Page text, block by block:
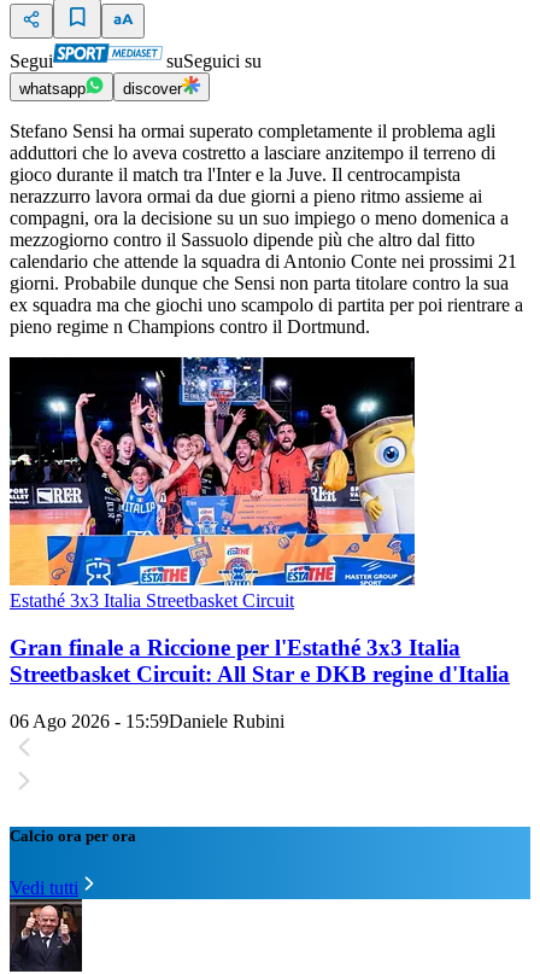
Segui suSeguici su
whatsapp discover
Stefano Sensi ha ormai superato completamente il problema agli
adduttori che lo aveva costretto a lasciare anzitempo il terreno di
gioco durante il match tra l'Inter e la Juve. Il centrocampista
nerazzurro lavora ormai da due giorni a pieno ritmo assieme ai
compagni, ora la decisione su un suo impiego o meno domenica a
mezzogiorno contro il Sassuolo dipende più che altro dal fitto
calendario che attende la squadra di Antonio Conte nei prossimi 21
giorni. Probabile dunque che Sensi non parta titolare contro la sua
ex squadra ma che giochi uno scampolo di partita per poi rientrare a
pieno regime n Champions contro il Dortmund.
Estathé 3x3 Italia Streetbasket Circuit
Gran finale a Riccione per l'Estathé 3x3 Italia
Streetbasket Circuit: All Star e DKB regine d'Italia
06 Ago 2026 - 15:59Daniele Rubini
Calcio ora per ora
Vedi tutti